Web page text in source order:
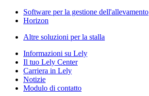
Software per la gestione dell'allevamento
Horizon
Altre soluzioni per la stalla
Informazioni su Lely
Il tuo Lely Center
Carriera in Lely
Notizie
Modulo di contatto